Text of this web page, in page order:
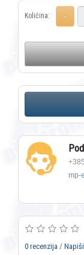
Količina:
mp-
0 recenzija /